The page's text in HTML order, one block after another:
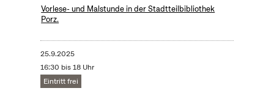
Vorlese- und Malstunde in der Stadtteilbibliothek
Porz.
25.9.2025
16:30 bis 18 Uhr
Eintritt frei